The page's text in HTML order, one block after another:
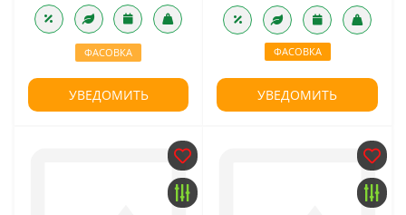
ФАСОВКА
УВЕДОМИТЬ
ФАСОВКА
УВЕДОМИТЬ